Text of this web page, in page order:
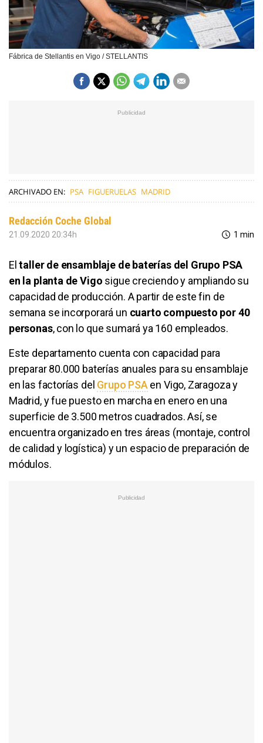
Fábrica de Stellantis en Vigo / STELLANTIS
ARCHIVADO EN: PSA FIGUERUELAS MADRID
Redacción Coche Global
21.09.2020 20:34h 1 min
Eltaller de ensamblaje de baterías del Grupo PSA
en la planta de Vigo sigue creciendo y ampliando su
capacidad de producción. A partir de este fin de
semana se incorporará un cuarto compuesto por 40
personas, con lo que sumará ya 160 empleados.
Este departamento cuenta con capacidad para
preparar 80.000 baterías anuales para su ensamblaje
en las factorías del Grupo PSA en Vigo, Zaragoza y
Madrid, y fue puesto en marcha en enero en una
superficie de 3.500 metros cuadrados. Así, se
encuentra organizado en tres áreas (montaje, control
de calidad y logística) y un espacio de preparación de
módulos.